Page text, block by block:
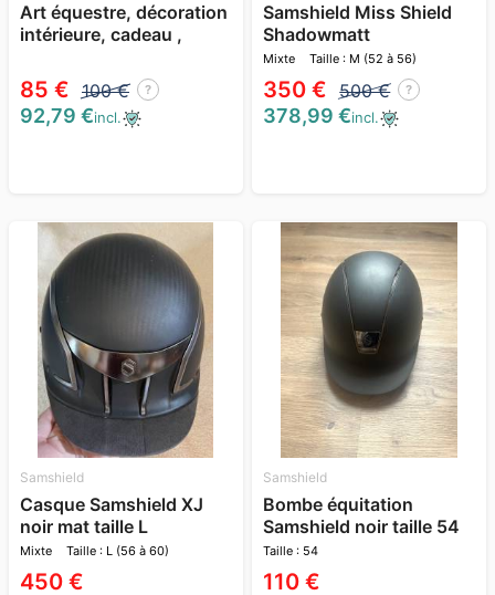
Art équestre, décoration
intérieure, cadeau ,
85 € 100 € ?
92,79 €incl.
Samshield Miss Shield
Shadowmatt
Mixte Taille : M (52 à 56)
350 € 500 € ?
378,99 €incl.
Samshield
Casque Samshield XJ
noir mat taille L
Mixte Taille : L (56 à 60)
450 €
Samshield
Bombe équitation
Samshield noir taille 54
Taille : 54
110 €